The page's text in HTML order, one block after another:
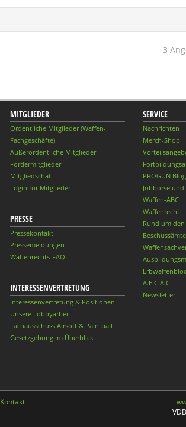
3
MITGLIEDER
Ordentliche Mitglieder (Waffen-
Fachgeschäfte)
Außerordentliche Mitglieder
Fördermitglieder
Mitgliedschaft
Login für Mitglieder
PRESSE
Pressekontakt
Pressemeldungen
Waffenrechts-FAQ
INTERESSENVERTRETUNG
Interessenvertretung & Positionen
Unsere Lobbyarbeit
Fachausschuss Airsoft & Paintball
Gesetzgebung im Überblick
SERVICE
Nachrichten
Merch-Shop
PROGUN Blog
Jobbörse
Waffen-ABC
Waffenrecht
Rund um
A.E.C.A.C.
Newsletter
Kontakt